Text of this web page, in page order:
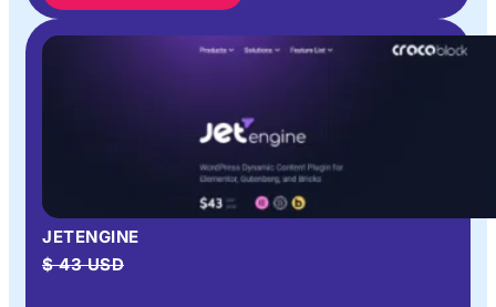
JETENGINE
$ 43 USD